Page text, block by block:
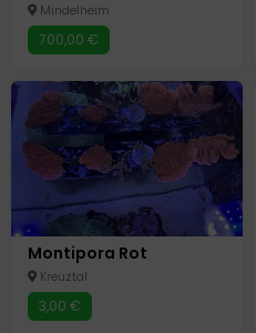
Mindelheim
700,00 €
Montipora Rot
Kreuztal
3,00 €